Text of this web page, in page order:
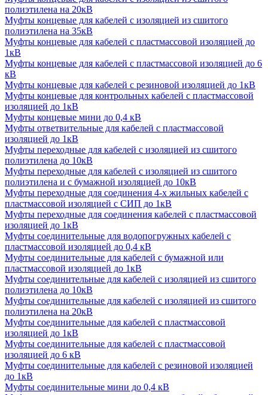
полиэтилена на 20кВ
Муфты концевые для кабелей с изоляцией из сшитого
полиэтилена на 35кВ
Муфты концевые для кабелей с пластмассовой изоляцией до
1кВ
Муфты концевые для кабелей с пластмассовой изоляцией до 6
кВ
Муфты концевые для кабелей с резиновой изоляцией до 1кВ
Муфты концевые для контрольных кабелей с пластмассовой
изоляцией до 1кВ
Муфты концевые мини до 0,4 кВ
Муфты ответвительные для кабелей с пластмассовой
изоляцией до 1кВ
Муфты переходные для кабелей с изоляцией из сшитого
полиэтилена до 10кВ
Муфты переходные для кабелей с изоляцией из сшитого
полиэтилена и с бумажной изоляцией до 10кВ
Муфты переходные для соединения 4-х жильных кабелей с
пластмассовой изоляцией с СИП до 1кВ
Муфты переходные для соединения кабелей с пластмассовой
изоляцией до 1кВ
Муфты соединительные для водопогружных кабелей с
пластмассовой изоляцией до 0,4 кВ
Муфты соединительные для кабелей с бумажной или
пластмассовой изоляцией до 1кВ
Муфты соединительные для кабелей с изоляцией из сшитого
полиэтилена до 10кВ
Муфты соединительные для кабелей с изоляцией из сшитого
полиэтилена на 20кВ
Муфты соединительные для кабелей с пластмассовой
изоляцией до 1кВ
Муфты соединительные для кабелей с пластмассовой
изоляцией до 6 кВ
Муфты соединительные для кабелей с резиновой изоляцией
до 1кВ
Муфты соединительные мини до 0,4 кВ